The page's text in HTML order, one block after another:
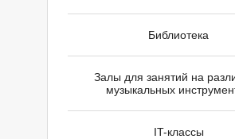
Библиотека
Залы для занятий на
музыкальных
IT-классы